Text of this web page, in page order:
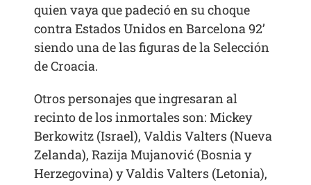
quien vaya que padeció en su choque
contra Estados Unidos en Barcelona 92’
siendo una de las figuras de la Selección
de Croacia.
Otros personajes que ingresaran al
recinto de los inmortales son: Mickey
Berkowitz (Israel), Valdis Valters (Nueva
Zelanda), Razija Mujanović (Bosnia y
Herzegovina) y Valdis Valters (Letonia),